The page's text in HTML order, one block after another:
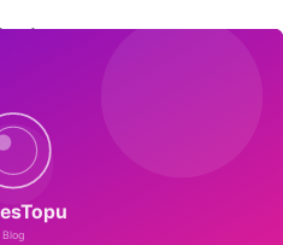
Borg skalası daha
2022 RCT'si egzersiz + beta-
%23 yavaşlattığını